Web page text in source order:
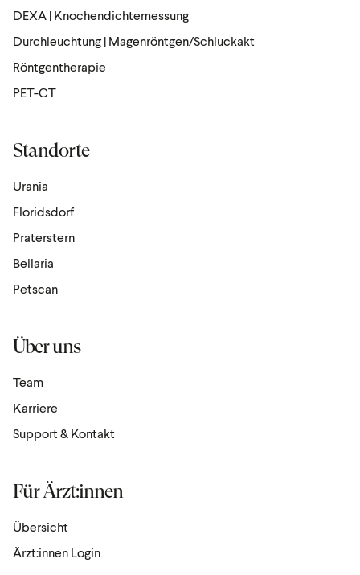
DEXA | Knochendichtemessung
Durchleuchtung | Magenröntgen/Schluckakt
Röntgen­the­rapie
PET-CT
Standorte
Urania
Floridsdorf
Praterstern
Bellaria
Petscan
Über uns
Team
Karriere
Support & Kontakt
Für Ärzt:innen
Übersicht
Ärzt:innen Login